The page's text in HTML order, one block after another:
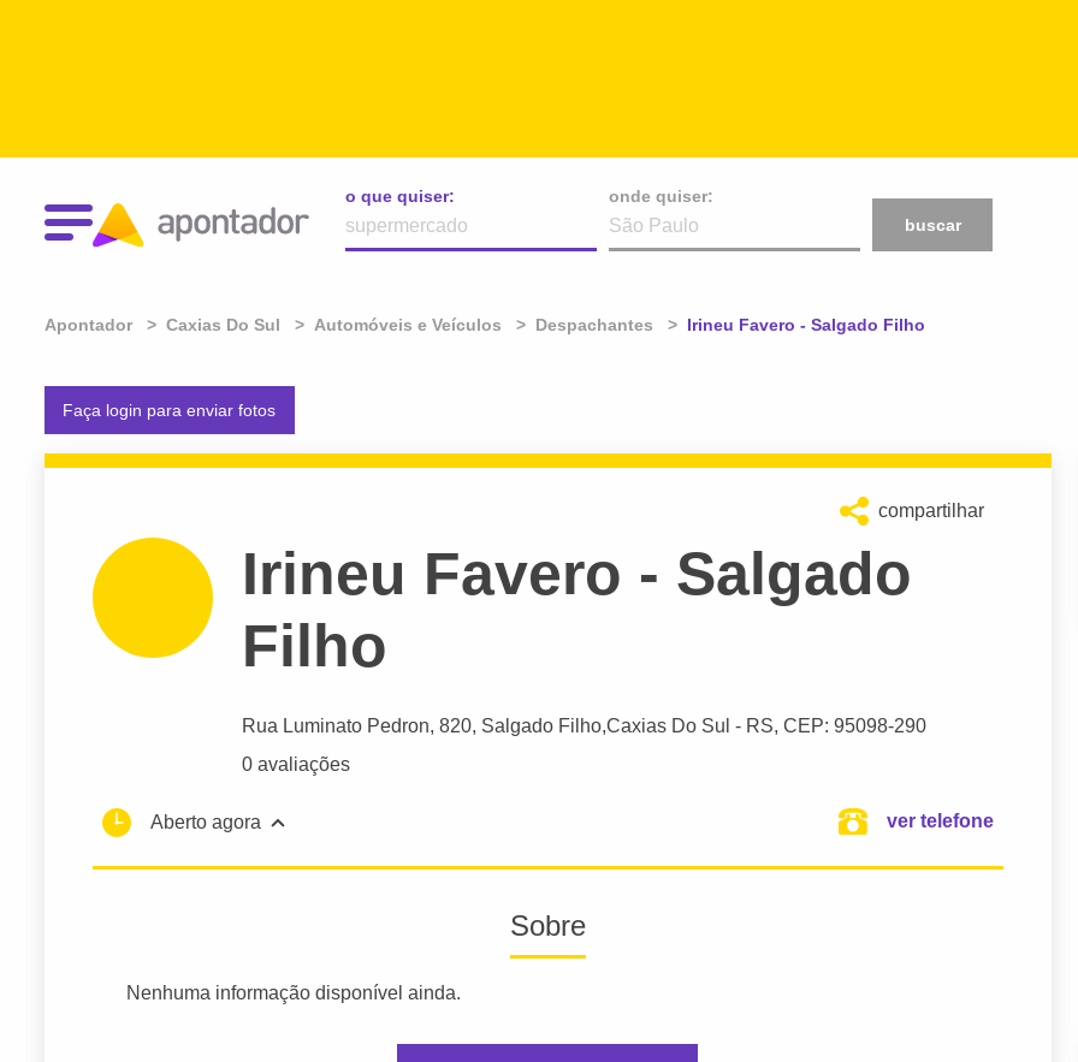
o que quiser:
onde quiser:
buscar
Apontador Caxias Do Sul Automóveis e Veículos Despachantes Atual:
Irineu Favero - Salgado Filho
Faça login para enviar fotos
compartilhar
Irineu Favero - Salgado
Filho
Rua Luminato Pedron, 820, Salgado Filho,Caxias Do Sul - RS, CEP: 95098-290
0 avaliações
Aberto agora ver telefone
Sobre
Nenhuma informação disponível ainda.